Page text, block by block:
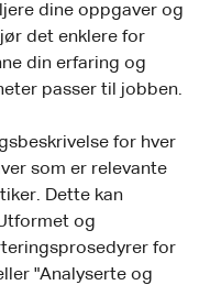
dine oppgaver og
det enklere for
din erfaring og
passer til jobben.
for hver
som er relevante
Dette kan
og
for
"Analyserte og